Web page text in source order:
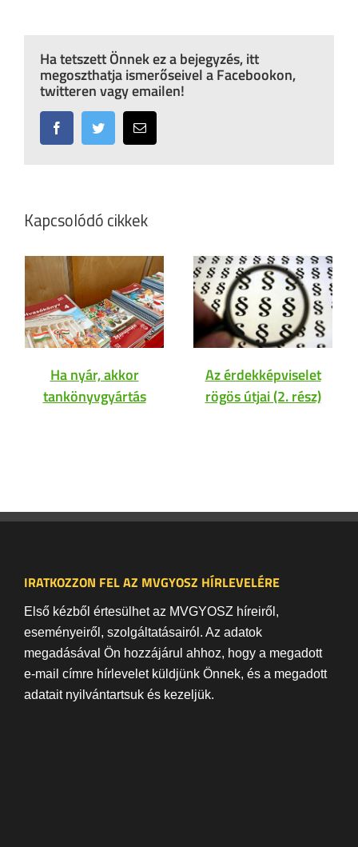
Ha tetszett Önnek ez a bejegyzés, itt
megoszthatja ismerőseivel a Facebookon,
twitteren vagy emailen!
FacebookTwitter Email:
Kapcsolódó cikkek
Ha nyár, akkor
tankönyvgyártás
Az érdekképviselet
rögös útjai (2. rész)
IRATKOZZON FEL AZ MVGYOSZ HÍRLEVELÉRE
Első kézből értesülhet az MVGYOSZ híreiről,
eseményeiről, szolgáltatásairól. Az adatok
megadásával Ön hozzájárul ahhoz, hogy a megadott
e-mail címre hírlevelet küldjünk Önnek, és a megadott
adatait nyilvántartsuk és kezeljük.